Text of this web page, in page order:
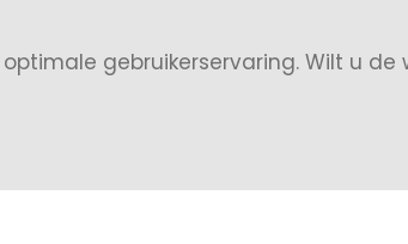
gebruikerservaring. Wilt u